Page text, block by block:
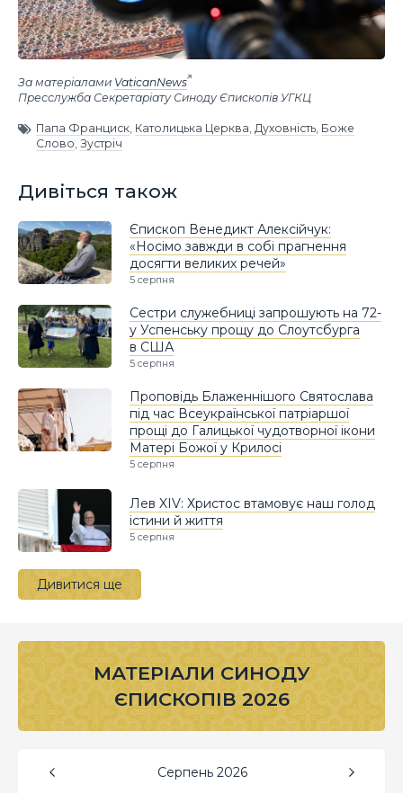
За матеріалами VaticanNews
Пресслужба Секретаріату Синоду Єпископів УГКЦ
Папа Франциск, Католицька Церква, Духовність, Боже
Слово, Зустріч
Дивіться також
Єпископ Венедикт Алексійчук:
«Носімо завжди в собі прагнення
досягти великих речей»
5 серпня
Сестри служебниці запрошують на 72-
у Успенську прощу до Слоутсбурга
в США
5 серпня
Проповідь Блаженнішого Святослава
під час Всеукраїнської патріаршої
прощі до Галицької чудотворної ікони
Матері Божої у Крилосі
5 серпня
Лев XIV: Христос втамовує наш голод
істини й життя
5 серпня
Дивитися ще
МАТЕРІАЛИ СИНОДУ
ЄПИСКОПІВ 2026
Серпень 2026